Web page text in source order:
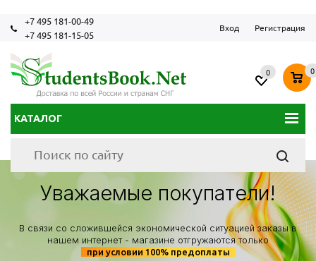
+7 495 181-00-49
+7 495 181-15-05
Вход Регистрация
КАТАЛОГ
0 0
Уважаемые покупатели!
В связи со сложившейся экономической ситуацией заказы в
нашем интернет - магазине отгружаются только
при условии 100% предоплаты